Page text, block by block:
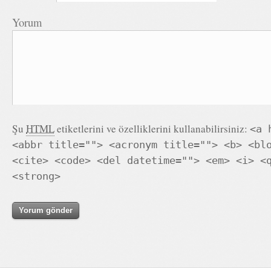
Yorum
Şu HTMLetiketlerini ve özelliklerini kullanabilirsiniz: <a
<abbr title=""> <acronym title=""> <b>
<cite> <code> <del datetime=""> <em> <i>
<strong>